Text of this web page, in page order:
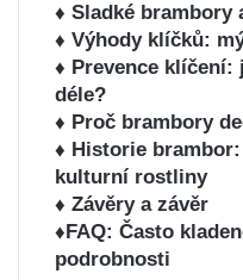
♦️ Sladké
♦️ Výhody klíčků:
♦️ Prevence klíčení:
déle?
♦️ Proč brambory
♦️ Historie
kulturní rostliny
♦️ Závěry a závěr
♦️FAQ: Často
podrobnosti